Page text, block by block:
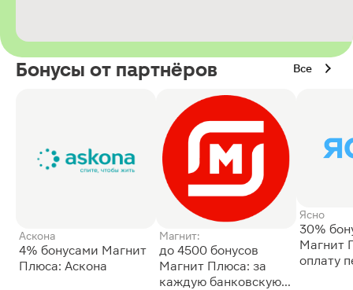
Бонусы от партнёров Все
Аскона
4% бонусами Магнит
Плюса: Аскона
Магнит:
до 4500 бонусов
Магнит Плюса: за
каждую банковскую
Ясно
30%
Магнит
оплату